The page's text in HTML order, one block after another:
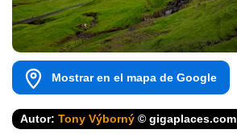
Mostrar en el mapa de Google
Autor: Tony Výborný © gigaplaces.com